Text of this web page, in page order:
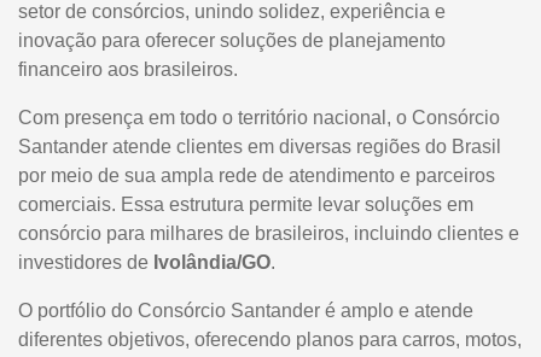
setor de consórcios, unindo solidez, experiência e
inovação para oferecer soluções de planejamento
financeiro aos brasileiros.
Com presença em todo o território nacional, o Consórcio
Santander atende clientes em diversas regiões do Brasil
por meio de sua ampla rede de atendimento e parceiros
comerciais. Essa estrutura permite levar soluções em
consórcio para milhares de brasileiros, incluindo clientes e
investidores de Ivolândia/GO.
O portfólio do Consórcio Santander é amplo e atende
diferentes objetivos, oferecendo planos para carros, motos,